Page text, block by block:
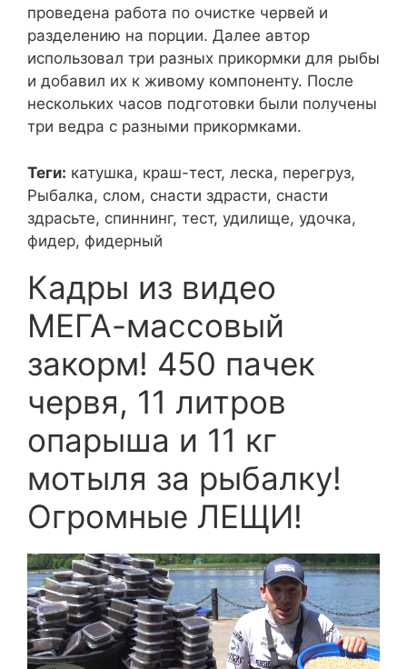
проведена работа по очистке червей и
разделению на порции. Далее автор
использовал три разных прикормки для рыбы
и добавил их к живому компоненту. После
нескольких часов подготовки были получены
три ведра с разными прикормками.
Теги: катушка, краш-тест, леска, перегруз,
Рыбалка, слом, снасти здрасти, снасти
здрасьте, спиннинг, тест, удилище, удочка,
фидер, фидерный
Кадры из видео
МЕГА-массовый
закорм! 450 пачек
червя, 11 литров
опарыша и 11 кг
мотыля за рыбалку!
Огромные ЛЕЩИ!